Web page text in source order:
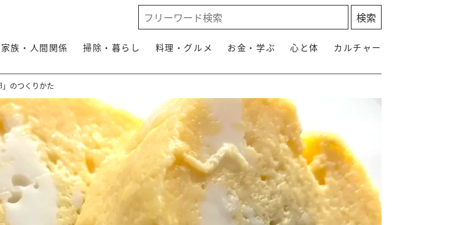
家族・人間関係 掃除・暮らし 料理・グルメ お金・学ぶ 心と体 カルチャー
のつくりかた